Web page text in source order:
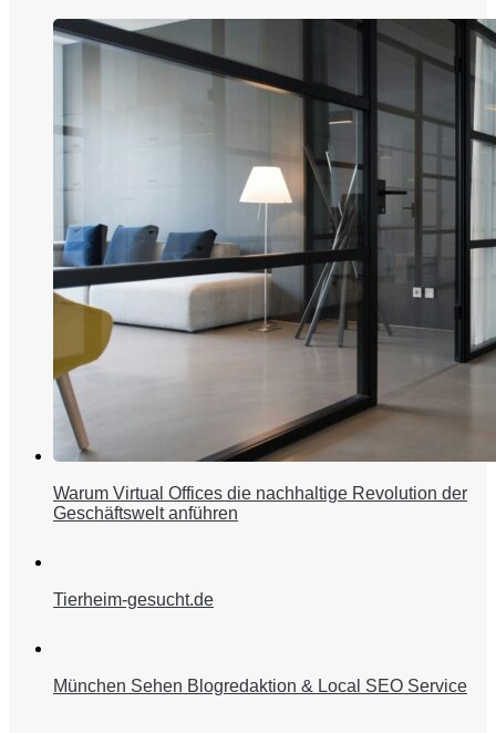
Warum Virtual Offices die nachhaltige Revolution der
Geschäftswelt anführen
Tierheim-gesucht.de
München Sehen Blogredaktion & Local SEO Service